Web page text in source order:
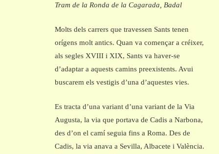
Tram de la Ronda de la Cagarada, Badal
Molts dels carrers que travessen Sants tenen
orígens molt antics. Quan va començar a créixer,
als segles XVIII i XIX, Sants va haver-se
d’adaptar a aquests camins preexistents. Avui
buscarem els vestigis d’una d’aquestes vies.
Es tracta d’una variant d’una variant de la Via
Augusta, la via que portava de Cadis a Narbona,
des d’on el camí seguia fins a Roma. Des de
Cadis, la via anava a Sevilla, Albacete i València.